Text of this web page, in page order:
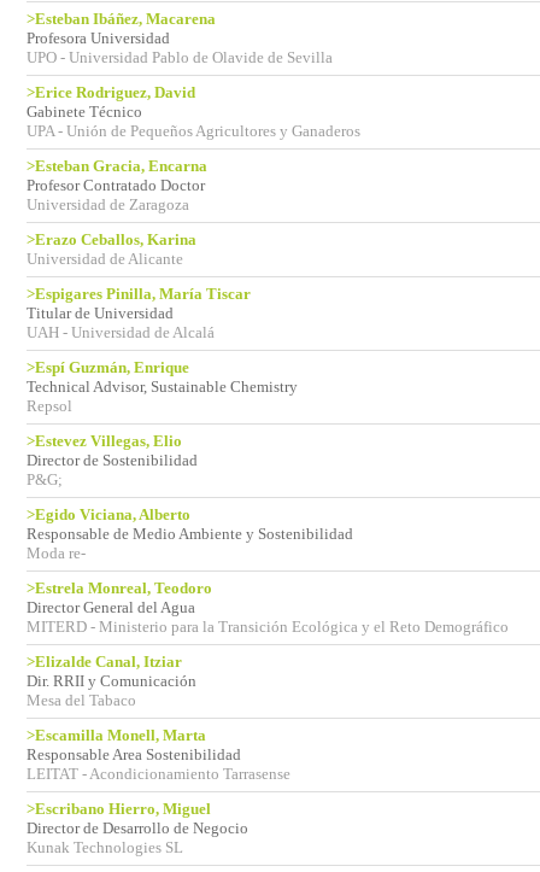
>Esteban Ibáñez, Macarena
Profesora Universidad
UPO - Universidad Pablo de Olavide de Sevilla
>Erice Rodriguez, David
Gabinete Técnico
UPA - Unión de Pequeños Agricultores y Ganaderos
>Esteban Gracia, Encarna
Profesor Contratado Doctor
Universidad de Zaragoza
>Erazo Ceballos, Karina
Universidad de Alicante
>Espigares Pinilla, María Tiscar
Titular de Universidad
UAH - Universidad de Alcalá
>Espí Guzmán, Enrique
Technical Advisor, Sustainable Chemistry
Repsol
>Estevez Villegas, Elio
Director de Sostenibilidad
P&G;
>Egido Viciana, Alberto
Responsable de Medio Ambiente y Sostenibilidad
Moda re-
>Estrela Monreal, Teodoro
Director General del Agua
MITERD - Ministerio para la Transición Ecológica y el Reto Demográfico
>Elizalde Canal, Itziar
Dir. RRII y Comunicación
Mesa del Tabaco
>Escamilla Monell, Marta
Responsable Area Sostenibilidad
LEITAT - Acondicionamiento Tarrasense
>Escribano Hierro, Miguel
Director de Desarrollo de Negocio
Kunak Technologies SL